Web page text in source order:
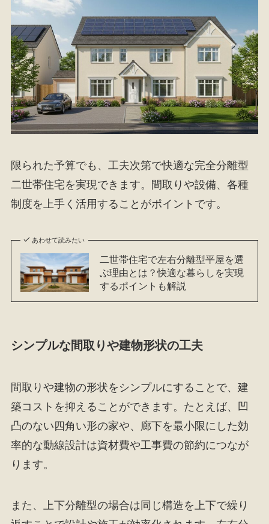
限られた予算でも、工夫次第で快適な完全分離型
二世帯住宅を実現できます。間取りや設備、各種
制度を上手く活用することがポイントです。
あわせて読みたい
二世帯住宅で左右分離型平屋を選
ぶ理由とは？快適な暮らしを実現
するポイントも解説
シンプルな間取りや建物形状の工夫
間取りや建物の形状をシンプルにすることで、建
築コストを抑えることができます。たとえば、凹
凸のない四角い形の家や、廊下を最小限にした効
率的な動線設計は資材費や工事費の節約につなが
ります。
また、上下分離型の場合は同じ構造を上下で繰り